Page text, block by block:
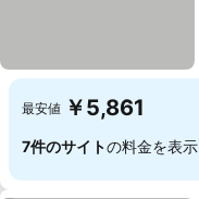
最安値 ￥5,861
7件のサイトの料金を表示